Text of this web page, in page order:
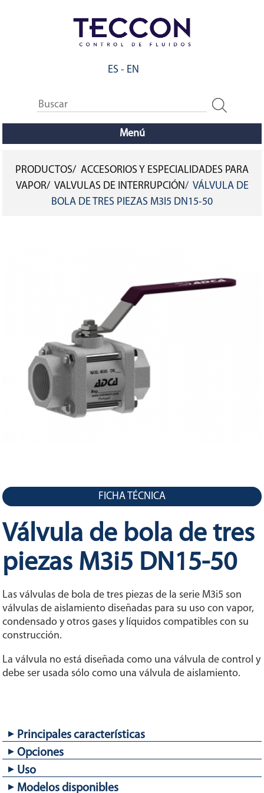
ES - EN
Menú
SOBRESCRIBIR
ENLACES
PRODUCTOS
ACCESORIOS Y ESPECIALIDADES PARA
VAPOR
VALVULAS DE INTERRUPCIÓN
VÁLVULA DE
BOLA DE TRES PIEZAS M3I5 DN15-50
FICHA TÉCNICA
Válvula de bola de tres
piezas M3i5 DN15-50
Las válvulas de bola de tres piezas de la serie M3i5 son
válvulas de aislamiento diseñadas para su uso con vapor,
condensado y otros gases y líquidos compatibles con su
construcción.
La válvula no está diseñada como una válvula de control y
debe ser usada sólo como una válvula de aislamiento.
Principales características
Diseño de bola flotante de paso total.
Puede ser reparada sin necesidad de desinstalarla de la
tubería.
Opciones
Diferentes materiales para los asientos.
Uso
Modelos disponibles